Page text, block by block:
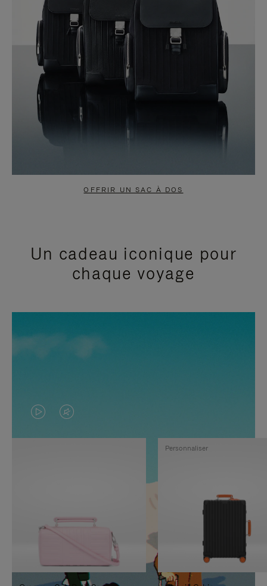
OFFRIR UN SAC À DOS
Un cadeau iconique pour
chaque voyage
LA
VIDÉO
PAUSE,
APPUYEZ
SUR
LE
SON
DÉSACTIVÉ.
VEUILLEZ
Personnaliser